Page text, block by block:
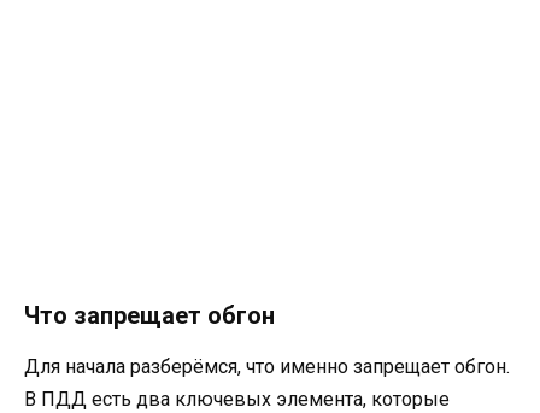
Что запрещает обгон
Для начала разберёмся, что именно запрещает обгон.
В ПДД есть два ключевых элемента, которые